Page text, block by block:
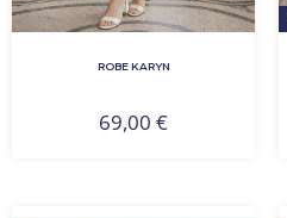
ROBE KARYN
69,00 €